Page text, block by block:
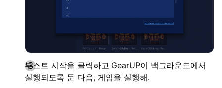
부스트 시작을 클릭하고 GearUP이 백그라운드에서
실행되도록 둔 다음, 게임을 실행해.